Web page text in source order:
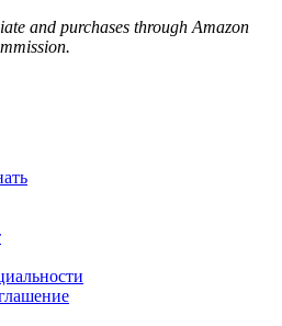
and purchases through Amazon